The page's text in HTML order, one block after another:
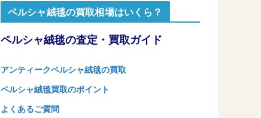
ペルシャ絨毯の買取相場はいくら？
ペルシャ絨毯の査定・買取ガイド
アンティークペルシャ絨毯の買取
ペルシャ絨毯買取のポイント
よくあるご質問